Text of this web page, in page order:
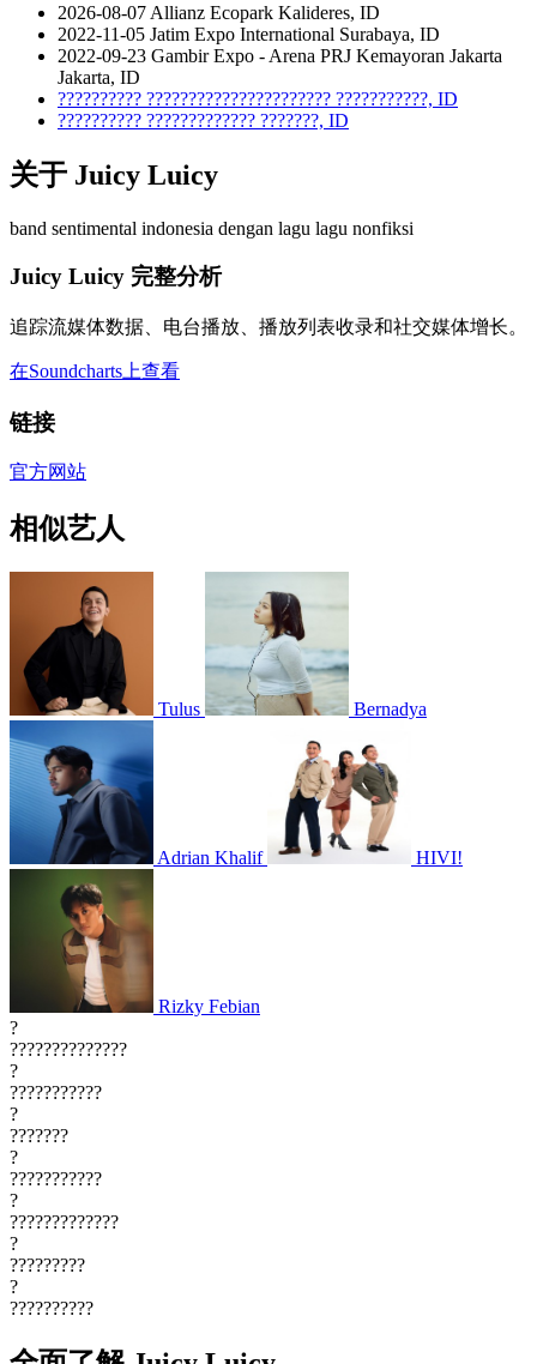
2026-08-07 Allianz Ecopark Kalideres, ID
2022-11-05 Jatim Expo International Surabaya, ID
2022-09-23 Gambir Expo - Arena PRJ Kemayoran Jakarta
Jakarta, ID
?????????? ?????????????????????? ???????????, ID
?????????? ????????????? ???????, ID
关于 Juicy Luicy
band sentimental indonesia dengan lagu lagu nonfiksi
Juicy Luicy 完整分析
追踪流媒体数据、电台播放、播放列表收录和社交媒体增长。
在Soundcharts上查看
链接
官方网站
相似艺人
Tulus Bernadya
Adrian Khalif HIVI!
Rizky Febian
?
??????????????
?
???????????
?
???????
?
???????????
?
?????????????
?
?????????
?
??????????